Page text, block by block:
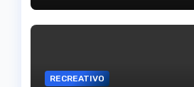
RECREATIVO